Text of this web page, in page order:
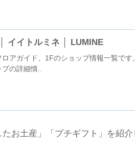
イイトルミネ │ LUMINE
アガイド、1Fのショップ情報一覧です
の詳細情..
お土産」「プチギフト」を紹介